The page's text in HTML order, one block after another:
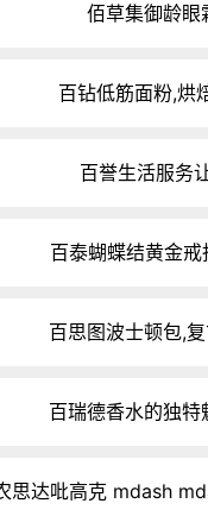
佰草集御龄眼
百钻低筋面粉,烘
百誉生活服务
百泰蝴蝶结黄金
百思图波士顿包,
百瑞德香水的独
思达吡高克 mdash